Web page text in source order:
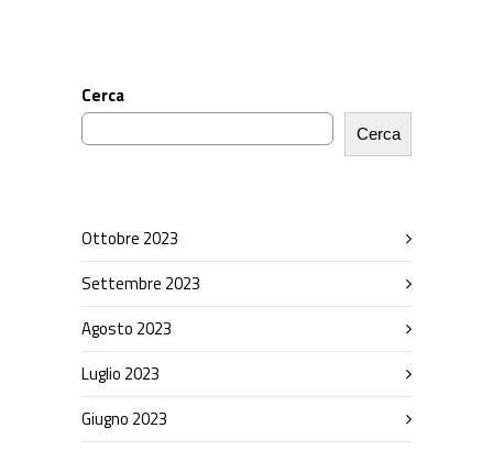
Cerca
Cerca
Ottobre 2023
Settembre 2023
Agosto 2023
Luglio 2023
Giugno 2023